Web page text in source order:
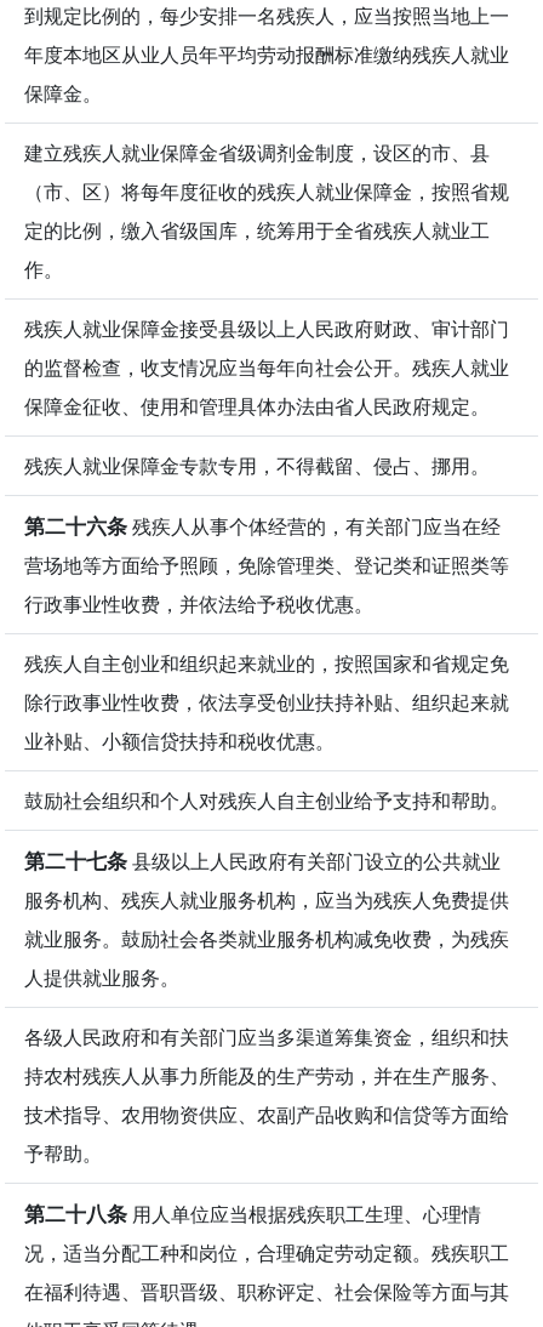
到规定比例的，每少安排一名残疾人，应当按照当地上一
年度本地区从业人员年平均劳动报酬标准缴纳残疾人就业
保障金。
建立残疾人就业保障金省级调剂金制度，设区的市、县
（市、区）将每年度征收的残疾人就业保障金，按照省规
定的比例，缴入省级国库，统筹用于全省残疾人就业工
作。
残疾人就业保障金接受县级以上人民政府财政、审计部门
的监督检查，收支情况应当每年向社会公开。残疾人就业
保障金征收、使用和管理具体办法由省人民政府规定。
残疾人就业保障金专款专用，不得截留、侵占、挪用。
第二十六条残疾人从事个体经营的，有关部门应当在经
营场地等方面给予照顾，免除管理类、登记类和证照类等
行政事业性收费，并依法给予税收优惠。
残疾人自主创业和组织起来就业的，按照国家和省规定免
除行政事业性收费，依法享受创业扶持补贴、组织起来就
业补贴、小额信贷扶持和税收优惠。
鼓励社会组织和个人对残疾人自主创业给予支持和帮助。
第二十七条县级以上人民政府有关部门设立的公共就业
服务机构、残疾人就业服务机构，应当为残疾人免费提供
就业服务。鼓励社会各类就业服务机构减免收费，为残疾
人提供就业服务。
各级人民政府和有关部门应当多渠道筹集资金，组织和扶
持农村残疾人从事力所能及的生产劳动，并在生产服务、
技术指导、农用物资供应、农副产品收购和信贷等方面给
予帮助。
第二十八条 用人单位应当根据残疾职工生理、心理情
况，适当分配工种和岗位，合理确定劳动定额。残疾职工
在福利待遇、晋职晋级、职称评定、社会保险等方面与其